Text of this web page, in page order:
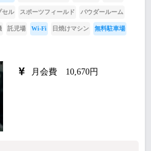
セル スポーツフィールド パウダールーム
託児場 Wi-Fi 日焼けマシン 無料駐車場
月会費 10,670円